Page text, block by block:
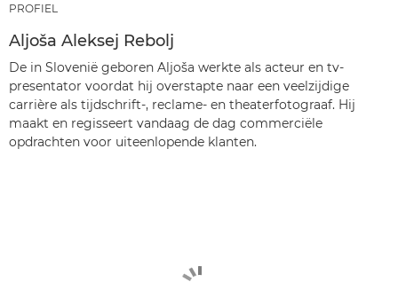
PROFIEL
Aljoša Aleksej Rebolj
De in Slovenië geboren Aljoša werkte als acteur en tv-
presentator voordat hij overstapte naar een veelzijdige
carrière als tijdschrift-, reclame- en theaterfotograaf. Hij
maakt en regisseert vandaag de dag commerciële
opdrachten voor uiteenlopende klanten.